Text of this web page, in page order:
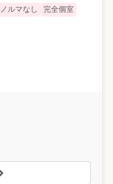
ノルマなし
完全個室